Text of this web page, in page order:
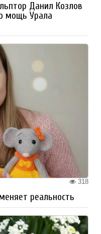
Данил Козлов
мощь Урала
318
реальность